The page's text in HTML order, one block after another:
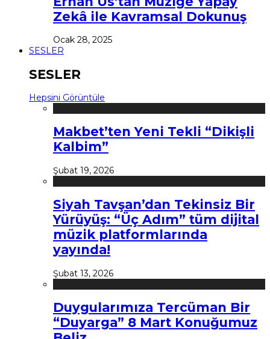
Zekâ ile Kavramsal Dokunuş
Ocak 28, 2025
SESLER
SESLER
Hepsini Görüntüle
Makbet’ten Yeni Tekli “Dikişli
Kalbim”
Şubat 19, 2026
Siyah Tavşan’dan Tekinsiz Bir
Yürüyüş: “Üç Adım” tüm dijital
müzik platformlarında
yayında!
Şubat 13, 2026
Duygularımıza Tercüman Bir
“Duyarga” 8 Mart Konuğumuz